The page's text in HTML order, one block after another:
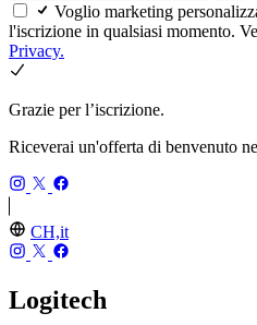
Voglio marketing
l'iscrizione in qualsiasi momento.
Privacy.
Grazie per l’iscrizione.
Riceverai un'offerta di benvenuto
CH,it
Logitech